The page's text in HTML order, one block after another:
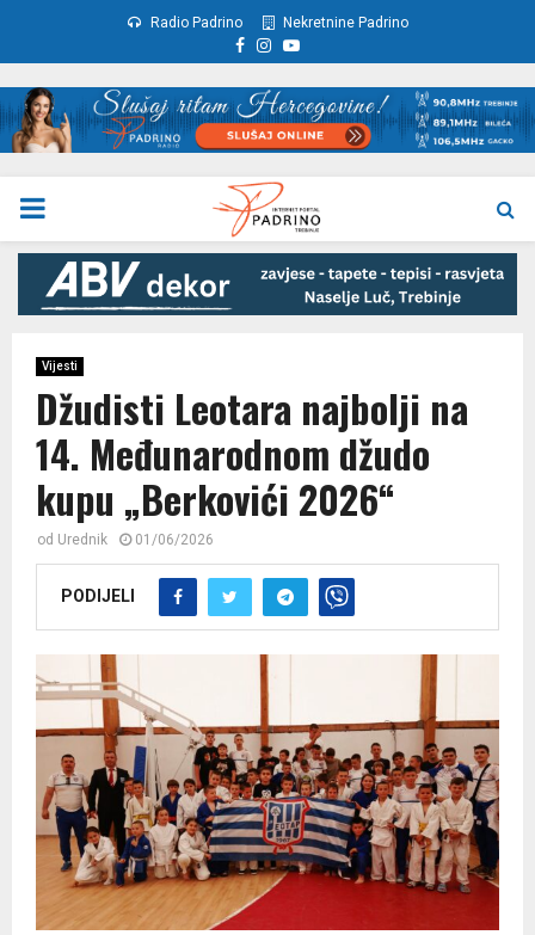
Radio Padrino Nekretnine Padrino
Facebook
Instagram
Youtube
PRIMARY
MENU
Vijesti
Džudisti Leotara najbolji na
14. Međunarodnom džudo
kupu „Berkovići 2026“
od Urednik 01/06/2026
PODIJELI